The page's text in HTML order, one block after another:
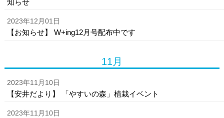
知らせ
2023年12月01日
【お知らせ】 W+ing12月号配布中です
11月
2023年11月10日
【安井だより】 「やすいの森」植栽イベント
2023年11月10日